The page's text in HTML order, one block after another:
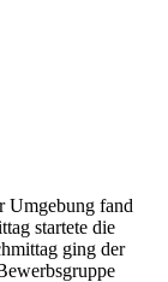
Umgebung fand
startete die
ging der